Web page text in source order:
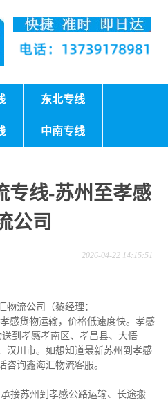
东北专线
中南专线
专线-苏州至孝感
公司
2026-04-22 14:15:51
物流公司（黎经理：
感货物运输，价格低速度快。 孝感
到孝感孝南区、孝昌县、大悟
汉川市。 如想知道最新苏州到孝感
询鑫海汇物流客服。
承接苏州到孝感公路运输、长途搬